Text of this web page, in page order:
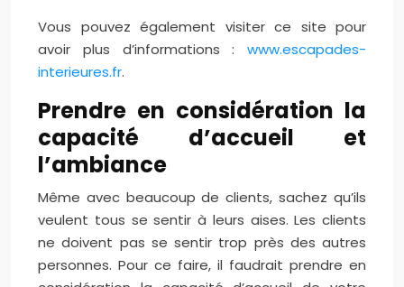
Vous pouvez également visiter ce site pour
avoir plus d’informations : www.escapades-
interieures.fr.
Prendre en considération la
capacité d’accueil et
l’ambiance
Même avec beaucoup de clients, sachez qu’ils
veulent tous se sentir à leurs aises. Les clients
ne doivent pas se sentir trop près des autres
personnes. Pour ce faire, il faudrait prendre en